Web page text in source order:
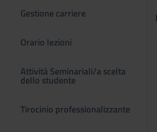
Gestione carriere
Orario lezioni
Attività Seminariali/a scelta
dello studente
Tirocinio professionalizzante